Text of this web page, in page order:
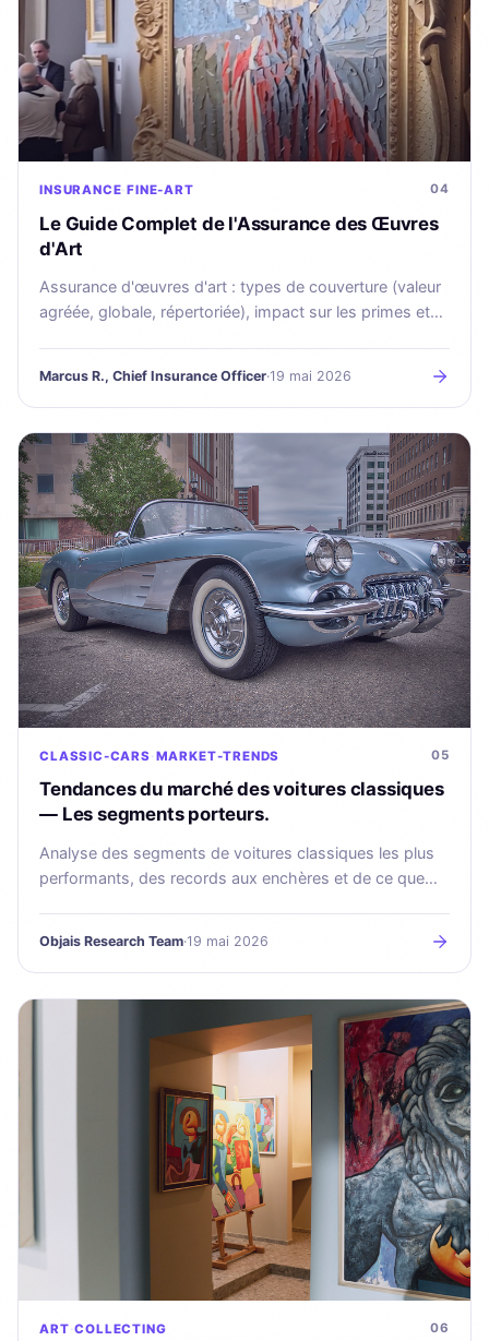
04
INSURANCE FINE-ART
Le Guide Complet de l'Assurance des Œuvres
d'Art
Assurance d'œuvres d'art : types de couverture (valeur
agréée, globale, répertoriée), impact sur les primes et
Marcus R., Chief Insurance Officer·19 mai 2026
05
CLASSIC-CARS MARKET-TRENDS
Tendances du marché des voitures classiques
— Les segments porteurs.
Analyse des segments de voitures classiques les plus
performants, des records aux enchères et de ce que
Objais Research Team·19 mai 2026
06
ART COLLECTING